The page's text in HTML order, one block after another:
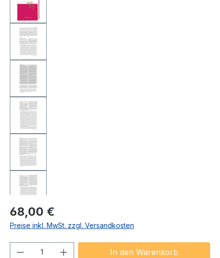
Regulärer Preis:
68,00 €
Preise inkl. MwSt. zzgl. Versandkosten
Produkt Anzahl: Gib denIn den Warenkorb